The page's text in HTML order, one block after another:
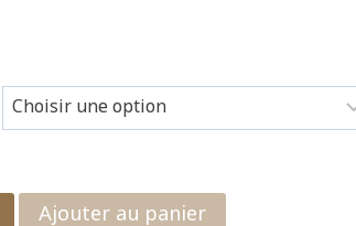
Ajouter au panier